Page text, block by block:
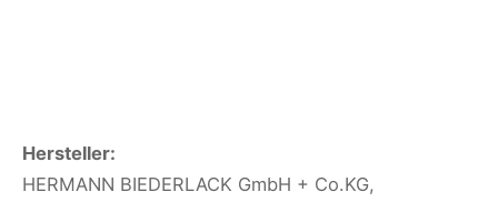
Hersteller:
HERMANN BIEDERLACK GmbH + Co.KG,